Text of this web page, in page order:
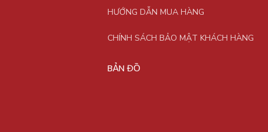
HƯỚNG DẪN MUA HÀNG
CHÍNH SÁCH BẢO MẬT KHÁCH HÀNG
BẢN ĐỒ